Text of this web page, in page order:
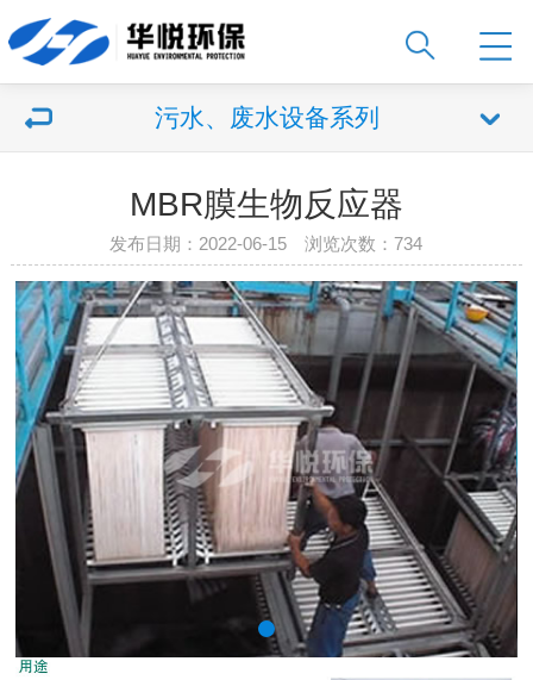
污水、废水设备系列
MBR膜生物反应器
发布日期：2022-06-15 浏览次数：734